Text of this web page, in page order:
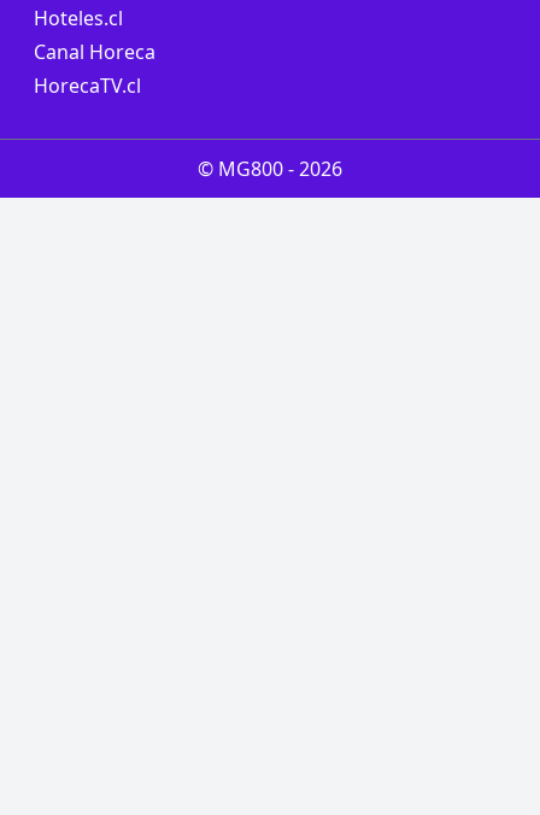
Hoteles.cl
Canal Horeca
HorecaTV.cl
© MG800 -2026